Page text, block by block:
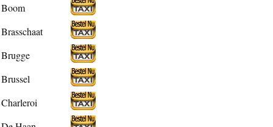
Boom
Brasschaat
Brugge
Brussel
Charleroi